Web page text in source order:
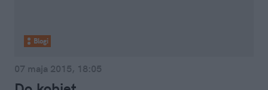
Blogi
07 maja 2015, 18:05